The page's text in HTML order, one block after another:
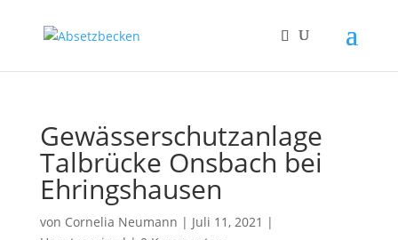
Gewässerschutzanlage
Talbrücke Onsbach bei
Ehringshausen
von Cornelia Neumann | Juli 11, 2021 |